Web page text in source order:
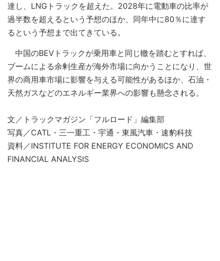
達し、LNGトラックを超えた。2028年に電動車の比率が
過半数を超えるという予想のほか、同年中に80％に達す
るという予想まで出てきている。
中国のBEVトラックが乗用車と同じ轍を踏むとすれば、
ブームによる余剰生産が海外市場に向かうことになり、世
界の商用車市場に影響を与える可能性があるほか、石油・
天然ガスなどのエネルギー業界への影響も懸念される。
文／トラックマガジン「フルロード」編集部
写真／CATL・三一重工・宇通・東風汽車・速豹科技
資料／INSTITUTE FOR ENERGY ECONOMICS AND
FINANCIAL ANALYSIS